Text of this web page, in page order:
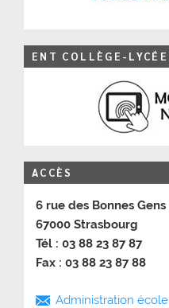
ENT COLLÈGE-LYCÉE
ACCÈS
6 rue des Bonnes Gens
67000 Strasbourg
Tél : 03 88 23 87 87
Fax : 03 88 23 87 88
Administration école